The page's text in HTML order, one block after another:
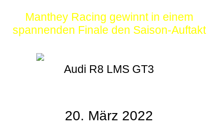
Manthey Racing gewinnt in einem
spannenden Finale den Saison-Auftakt
Audi R8 LMS GT3
20. März 2022